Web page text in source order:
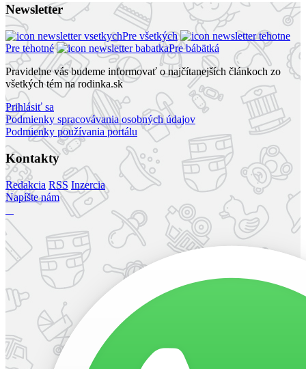
Newsletter
Pre všetkých
Pre tehotné
Pre bábätká
Pravidelne vás budeme informovať o najčítanejších článkoch zo
všetkých tém na rodinka.sk
Prihlásiť sa
Podmienky spracovávania osobných údajov
Podmienky používania portálu
Kontakty
Redakcia RSS Inzercia
Napíšte nám